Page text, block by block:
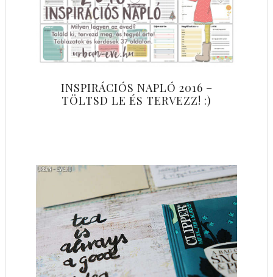
INSPIRÁCIÓS NAPLÓ 2016 –
TÖLTSD LE ÉS TERVEZZ! :)